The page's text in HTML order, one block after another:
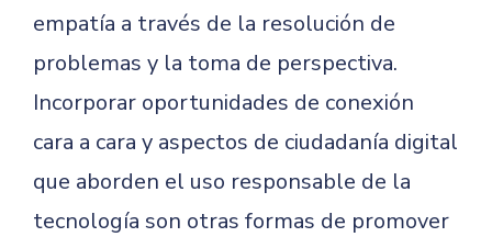
empatía a través de la resolución de
problemas y la toma de perspectiva.
Incorporar oportunidades de conexión
cara a cara y aspectos de ciudadanía digital
que aborden el uso responsable de la
tecnología son otras formas de promover